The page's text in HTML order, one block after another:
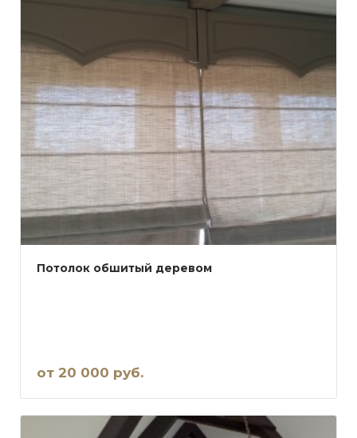
Потолок обшитый деревом
от 20 000 руб.